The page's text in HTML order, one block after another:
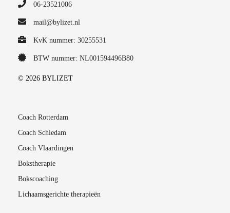
06-23521006
mail@bylizet.nl
KvK nummer: 30255531
BTW nummer: NL001594496B80
© 2026 BYLIZET
Coach Rotterdam
Coach Schiedam
Coach Vlaardingen
Bokstherapie
Bokscoaching
Lichaamsgerichte therapieën